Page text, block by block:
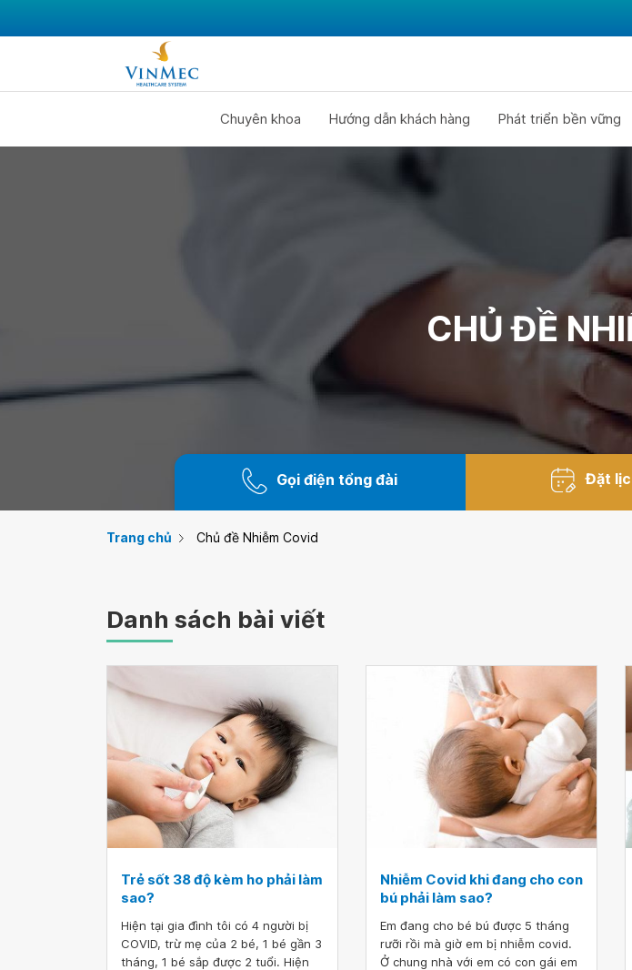
Chuyên khoa Hướng dẫn khách hàng Phát triển bền vững
CHỦ ĐỀ
Gọi điện tổng đài Đặt
Trang chủ Chủ đề Nhiễm Covid
Danh sách bài viết
Trẻ sốt 38 độ kèm ho phải làm
sao?
Hiện tại gia đình tôi có 4 người bị
COVID, trừ mẹ của 2 bé, 1 bé gần 3
tháng, 1 bé sắp được 2 tuổi. Hiện
Nhiễm Covid khi đang cho con
bú phải làm sao?
Em đang cho bé bú được 5 tháng
rưỡi rồi mà giờ em bị nhiễm covid.
Ở chung nhà với em có con gái em